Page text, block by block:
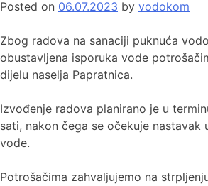
Posted on 06.07.2023 by vodokom
Zbog radova na sanaciji puknuća
obustavljena isporuka vode
dijelu naselja Papratnica.
Izvođenje radova planirano je u
sati, nakon čega se očekuje nastavak
vode.
Potrošačima zahvaljujemo na